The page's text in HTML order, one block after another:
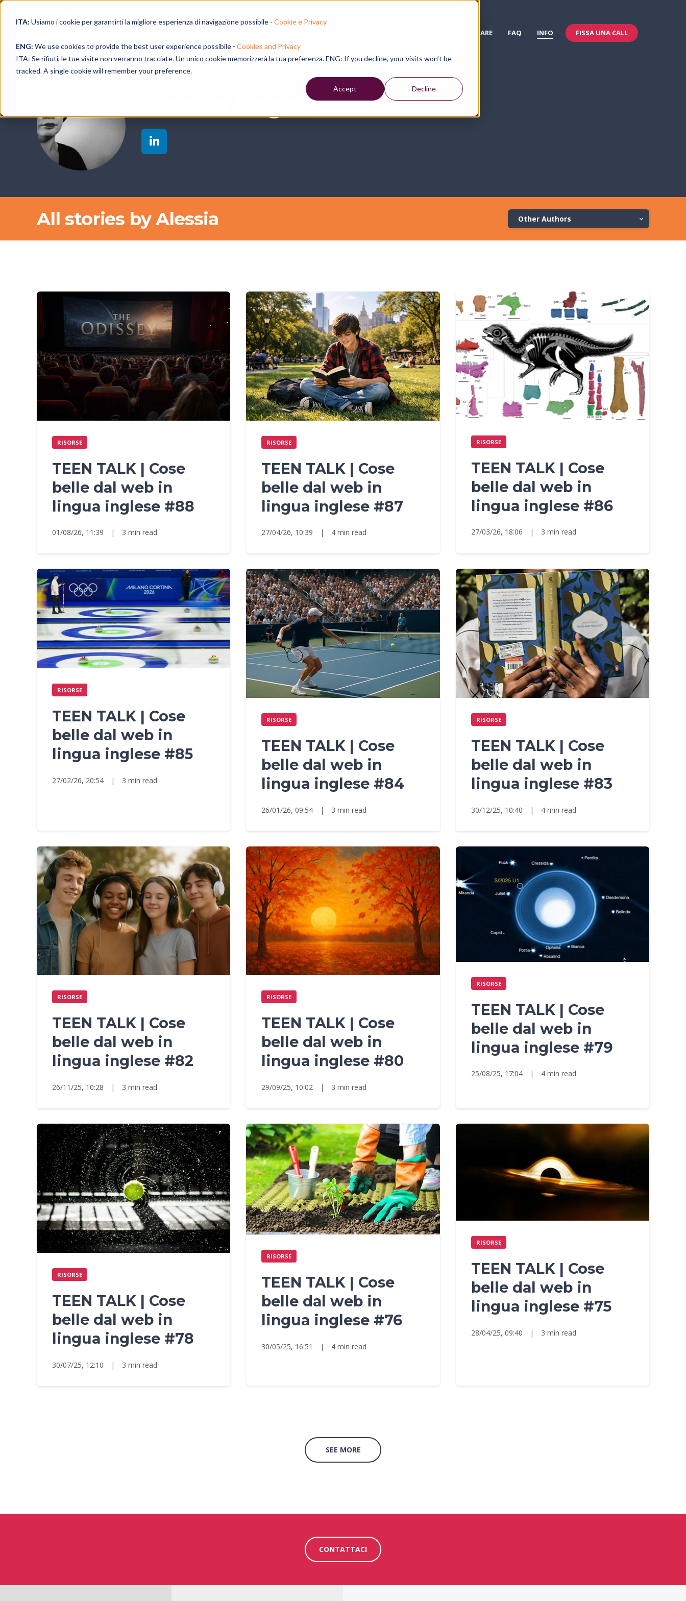
ITA: Usiamo i cookie per garantirti la migliore esperienza di navigazione possibile - Cookie e Privacy
ENG: We use cookies to provide the best user experience possibile - Cookies and Privacy
ITA: Se rifiuti, le tue visite non verranno tracciate. Un unico cookie memorizzerà la tua preferenza. ENG: If you decline, your visits won’t be
tracked. A single cookie will remember your preference.
Accept Decline
STAFF & WELFARE FAQ INFO FISSA UNA CALL
Alessia Ragno
All stories by Alessia Other Authors
RISORSE
TEEN TALK | Cose
belle dal web in
lingua inglese #88
01/08/26, 11:39 | 3 min read
RISORSE
TEEN TALK | Cose
belle dal web in
lingua inglese #87
27/04/26, 10:39 | 4 min read
RISORSE
TEEN TALK | Cose
belle dal web in
lingua inglese #86
27/03/26, 18:06 | 3 min read
RISORSE
TEEN TALK | Cose
belle dal web in
lingua inglese #85
27/02/26, 20:54 | 3 min read
RISORSE
TEEN TALK | Cose
belle dal web in
lingua inglese #84
26/01/26, 09:54 | 3 min read
RISORSE
TEEN TALK | Cose
belle dal web in
lingua inglese #83
30/12/25, 10:40 | 4 min read
RISORSE
TEEN TALK | Cose
belle dal web in
lingua inglese #82
26/11/25, 10:28 | 3 min read
RISORSE
TEEN TALK | Cose
belle dal web in
lingua inglese #80
29/09/25, 10:02 | 3 min read
RISORSE
TEEN TALK | Cose
belle dal web in
lingua inglese #79
25/08/25, 17:04 | 4 min read
RISORSE
TEEN TALK | Cose
belle dal web in
lingua inglese #78
30/07/25, 12:10 | 3 min read
RISORSE
TEEN TALK | Cose
belle dal web in
lingua inglese #76
30/05/25, 16:51 | 4 min read
RISORSE
TEEN TALK | Cose
belle dal web in
lingua inglese #75
28/04/25, 09:40 | 3 min read
SEE MORE
CONTATTACI